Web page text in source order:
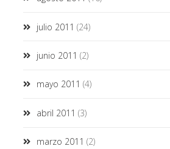
julio 2011 (24)
junio 2011 (2)
mayo 2011 (4)
abril 2011 (3)
marzo 2011 (2)